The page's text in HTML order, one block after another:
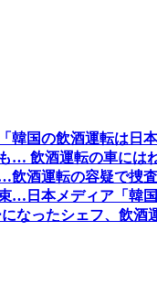
国の飲酒運転は日
… 飲酒運転の車には
飲酒運転の容疑で捜
…日本メディア「韓
なったシェフ、飲